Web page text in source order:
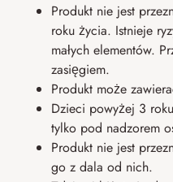
Produkt nie jest
roku życia. Istnieje
małych elementów.
zasięgiem.
Produkt może
Dzieci powyżej 3
tylko pod nadzorem
Produkt nie jest
go z dala od nich.